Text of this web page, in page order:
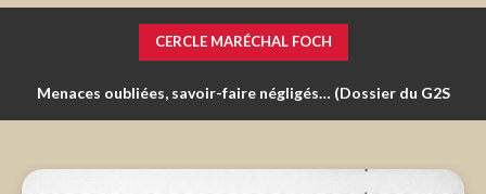
CERCLE MARÉCHAL FOCH
Menaces oubliées, savoir-faire négligés… (Dossier du G2S